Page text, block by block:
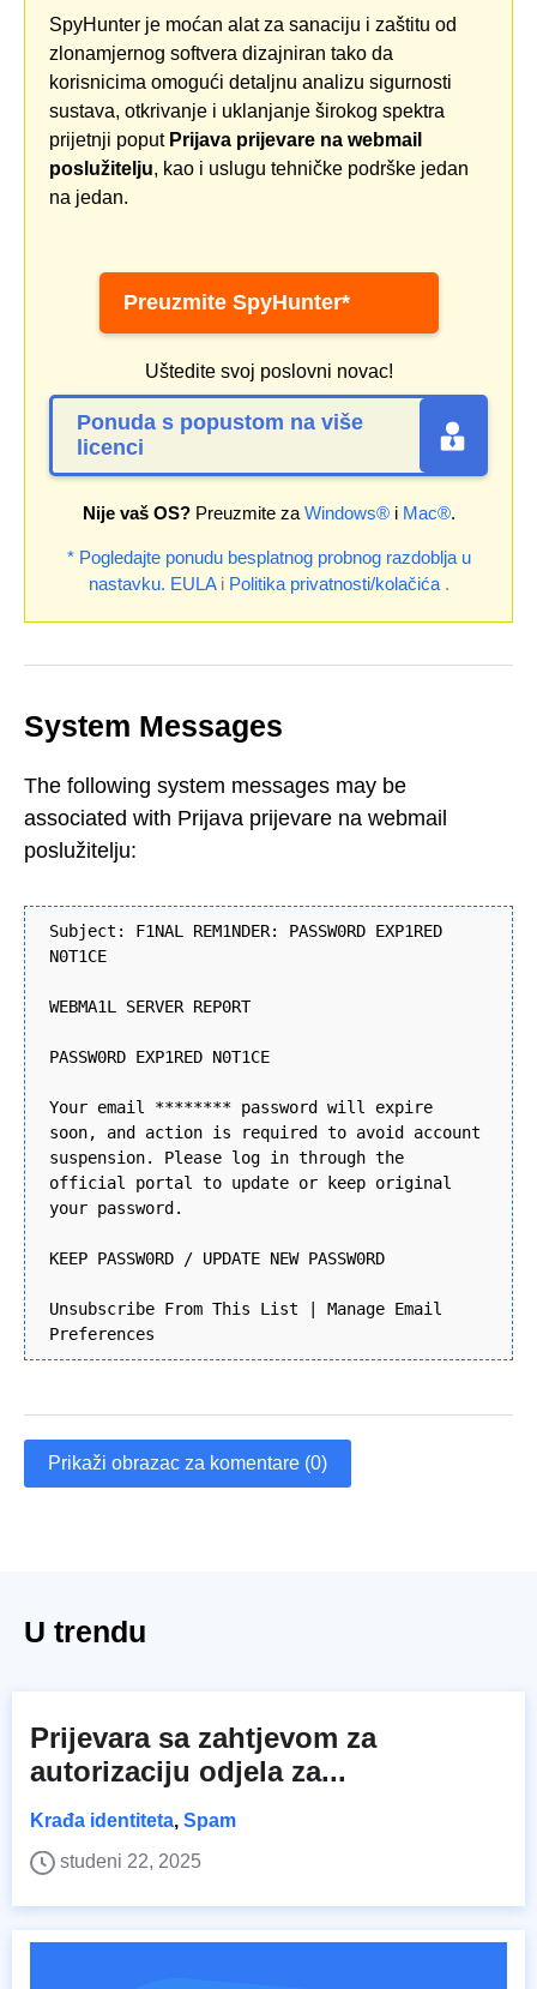
SpyHunter je moćan alat za sanaciju i zaštitu od
zlonamjernog softvera dizajniran tako da
korisnicima omogući detaljnu analizu sigurnosti
sustava, otkrivanje i uklanjanje širokog spektra
prijetnji poput Prijava prijevare na webmail
poslužitelju, kao i uslugu tehničke podrške jedan
na jedan.
Preuzmite SpyHunter*
Uštedite svoj poslovni novac!
Ponuda s popustom na više
licenci
Nije vaš OS?Preuzmite zaWindows®i Mac®.
* Pogledajte ponudu besplatnog probnog razdoblja u
nastavku. EULAi Politika privatnosti/kolačića.
System Messages
The following system messages may be
associated with Prijava prijevare na webmail
poslužitelju:
Subject: F1NAL REM1NDER: PASSW0RD EXP1RED
N0T1CE
WEBMA1L SERVER REP0RT
PASSW0RD EXP1RED N0T1CE
Your email ******** password will expire
soon, and action is required to avoid account
suspension. Please log in through the
official portal to update or keep original
your password.
KEEP PASSW0RD / UPDATE NEW PASSW0RD
Unsubscribe From This List | Manage Email
Preferences
Prikaži obrazac za komentare (0)
U trendu
Prijevara sa zahtjevom za
autorizaciju odjela za...
Krađa identiteta, Spam
studeni 22, 2025